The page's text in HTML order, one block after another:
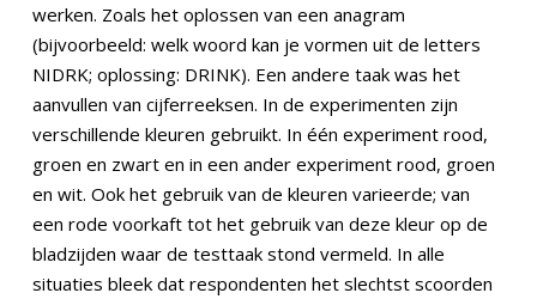
werken. Zoals het oplossen van een anagram
(bijvoorbeeld: welk woord kan je vormen uit de letters
NIDRK; oplossing: DRINK). Een andere taak was het
aanvullen van cijferreeksen. In de experimenten zijn
verschillende kleuren gebruikt. In één experiment rood,
groen en zwart en in een ander experiment rood, groen
en wit. Ook het gebruik van de kleuren varieerde; van
een rode voorkaft tot het gebruik van deze kleur op de
bladzijden waar de testtaak stond vermeld. In alle
situaties bleek dat respondenten het slechtst scoorden